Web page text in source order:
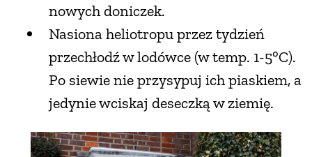
nowych doniczek.
Nasiona heliotropu przez tydzień
przechłodź w lodówce (w temp. 1-5°C).
Po siewie nie przysypuj ich piaskiem, a
jedynie wciskaj deseczką w ziemię.